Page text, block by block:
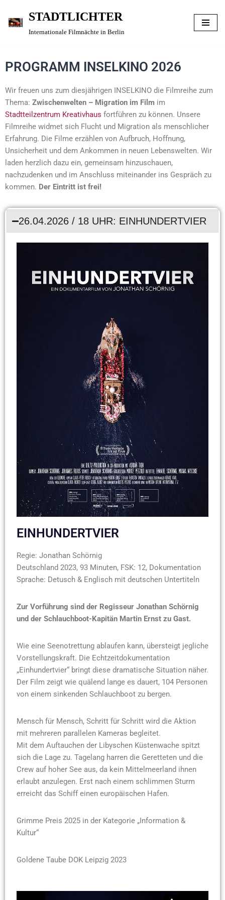
Zum
STADTLICHTER
Internationale Filmnächte in Berlin
PROGRAMM INSELKINO 2026
Wir freuen uns zum diesjährigen INSELKINO die Filmreihe zum
Thema: Zwischenwelten – Migration im Film im
Stadtteilzentrum Kreativhaus fortführen zu können. Unsere
Filmreihe widmet sich Flucht und Migration als menschlicher
Erfahrung. Die Filme erzählen von Aufbruch, Hoffnung,
Unsicherheit und dem Ankommen in neuen Lebenswelten. Wir
laden herzlich dazu ein, gemeinsam hinzuschauen,
nachzudenken und im Anschluss miteinander ins Gespräch zu
kommen. Der Eintritt ist frei!
26.04.2026 / 18 UHR: EINHUNDERTVIER
EINHUNDERTVIER
Regie: Jonathan Schörnig
Deutschland 2023, 93 Minuten, FSK: 12, Dokumentation
Sprache: Detusch & Englisch mit deutschen Untertiteln
Zur Vorführung sind der Regisseur Jonathan Schörnig
und der Schlauchboot-Kapitän Martin Ernst zu Gast.
Wie eine Seenotrettung ablaufen kann, übersteigt jegliche
Vorstellungskraft. Die Echtzeitdokumentation
„Einhundertvier“ bringt diese dramatische Situation näher.
Der Film zeigt wie quälend lange es dauert, 104 Personen
von einem sinkenden Schlauchboot zu bergen.
Mensch für Mensch, Schritt für Schritt wird die Aktion
mit mehreren parallelen Kameras begleitet.
Mit dem Auftauchen der Libyschen Küstenwache spitzt
sich die Lage zu. Tagelang harren die Geretteten und die
Crew auf hoher See aus, da kein Mittelmeerland ihnen
erlaubt anzulegen. Erst nach einem schlimmen Sturm
erreicht das Schiff einen europäischen Hafen.
Grimme Preis 2025 in der Kategorie „Information &
Kultur“
Goldene Taube DOK Leipzig 2023